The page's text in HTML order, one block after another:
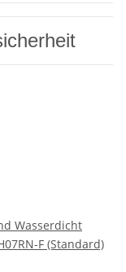
Wasserdicht
F (Standard)